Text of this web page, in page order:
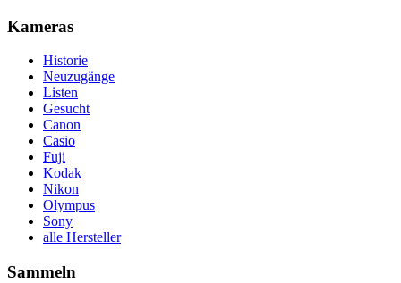
Kameras
Historie
Neuzugänge
Listen
Gesucht
Canon
Casio
Fuji
Kodak
Nikon
Olympus
Sony
alle Hersteller
Sammeln